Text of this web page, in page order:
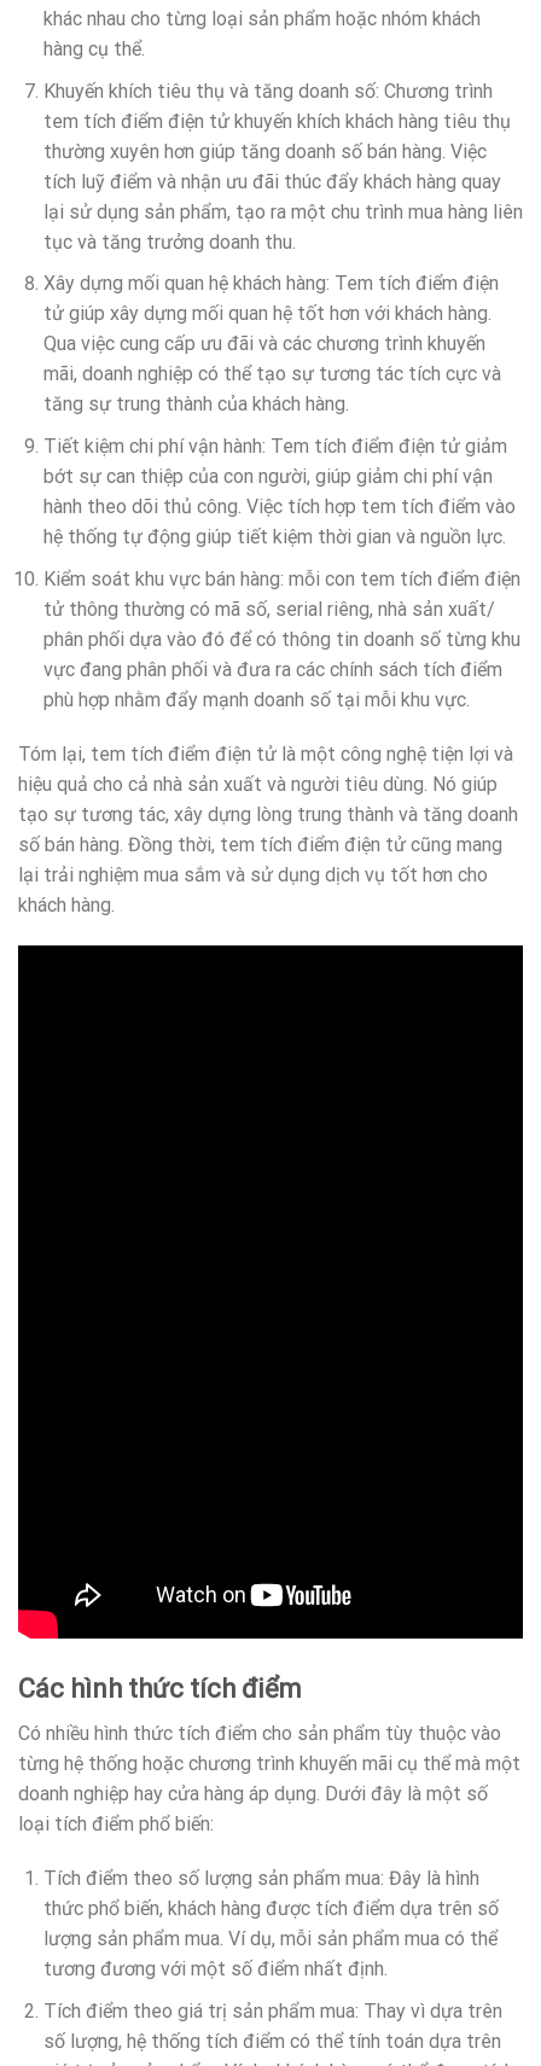
khác nhau cho từng loại sản phẩm hoặc nhóm khách
hàng cụ thể.
Khuyến khích tiêu thụ và tăng doanh số: Chương trình
tem tích điểm điện tử khuyến khích khách hàng tiêu thụ
thường xuyên hơn giúp tăng doanh số bán hàng. Việc
tích luỹ điểm và nhận ưu đãi thúc đẩy khách hàng quay
lại sử dụng sản phẩm, tạo ra một chu trình mua hàng liên
tục và tăng trưởng doanh thu.
Xây dựng mối quan hệ khách hàng: Tem tích điểm điện
tử giúp xây dựng mối quan hệ tốt hơn với khách hàng.
Qua việc cung cấp ưu đãi và các chương trình khuyến
mãi, doanh nghiệp có thể tạo sự tương tác tích cực và
tăng sự trung thành của khách hàng.
Tiết kiệm chi phí vận hành: Tem tích điểm điện tử giảm
bớt sự can thiệp của con người, giúp giảm chi phí vận
hành theo dõi thủ công. Việc tích hợp tem tích điểm vào
hệ thống tự động giúp tiết kiệm thời gian và nguồn lực.
Kiểm soát khu vực bán hàng: mỗi con tem tích điểm điện
tử thông thường có mã số, serial riêng, nhà sản xuất/
phân phối dựa vào đó để có thông tin doanh số từng khu
vực đang phân phối và đưa ra các chính sách tích điểm
phù hợp nhằm đẩy mạnh doanh số tại mỗi khu vực.
Tóm lại, tem tích điểm điện tử là một công nghệ tiện lợi và
hiệu quả cho cả nhà sản xuất và người tiêu dùng. Nó giúp
tạo sự tương tác, xây dựng lòng trung thành và tăng doanh
số bán hàng. Đồng thời, tem tích điểm điện tử cũng mang
lại trải nghiệm mua sắm và sử dụng dịch vụ tốt hơn cho
khách hàng.
Các hình thức tích điểm
Có nhiều hình thức tích điểm cho sản phẩm tùy thuộc vào
từng hệ thống hoặc chương trình khuyến mãi cụ thể mà một
doanh nghiệp hay cửa hàng áp dụng. Dưới đây là một số
loại tích điểm phổ biến:
Tích điểm theo số lượng sản phẩm mua: Đây là hình
thức phổ biến, khách hàng được tích điểm dựa trên số
lượng sản phẩm mua. Ví dụ, mỗi sản phẩm mua có thể
tương đương với một số điểm nhất định.
Tích điểm theo giá trị sản phẩm mua: Thay vì dựa trên
số lượng, hệ thống tích điểm có thể tính toán dựa trên